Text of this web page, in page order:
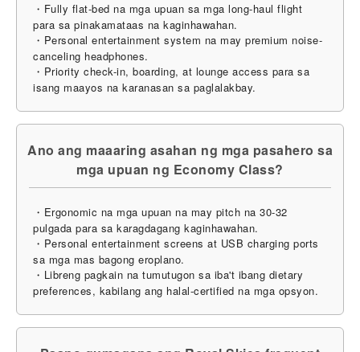
・Fully flat-bed na mga upuan sa mga long-haul flight
para sa pinakamataas na kaginhawahan.
・Personal entertainment system na may premium noise-
canceling headphones.
・Priority check-in, boarding, at lounge access para sa
isang maayos na karanasan sa paglalakbay.
Ano ang maaaring asahan ng mga pasahero sa
mga upuan ng Economy Class?
・Ergonomic na mga upuan na may pitch na 30-32
pulgada para sa karagdagang kaginhawahan.
・Personal entertainment screens at USB charging ports
sa mga mas bagong eroplano.
・Libreng pagkain na tumutugon sa iba't ibang dietary
preferences, kabilang ang halal-certified na mga opsyon.